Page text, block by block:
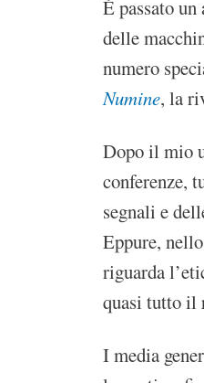
È passato
delle
numero
Numine, la
Dopo il mio
conferenze,
segnali e
Eppure,
riguarda
quasi tutto il
I media